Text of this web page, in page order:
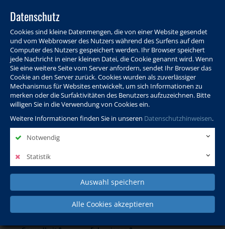
Datenschutz
Cookies sind kleine Datenmengen, die von einer Website gesendet
und vom Webbrowser des Nutzers während des Surfens auf dem
Computer des Nutzers gespeichert werden. Ihr Browser speichert
jede Nachricht in einer kleinen Datei, die Cookie genannt wird. Wenn
Sie eine weitere Seite vom Server anfordern, sendet Ihr Browser das
Cookie an den Server zurück. Cookies wurden als zuverlässiger
Mechanismus für Websites entwickelt, um sich Informationen zu
merken oder die Surfaktivitäten des Benutzers aufzuzeichnen. Bitte
willigen Sie in die Verwendung von Cookies ein.
Weitere Informationen finden Sie in unseren Datenschutzhinweisen.
Notwendig
Statistik
Auswahl speichern
Alle Cookies akzeptieren
Programm Info & Service Aktuelles Warenkorb Login
Ansprechpersonen Kontakt Sitemap
Politik, Wissenschaft &
Internationales
Beruf, IT & Digitales